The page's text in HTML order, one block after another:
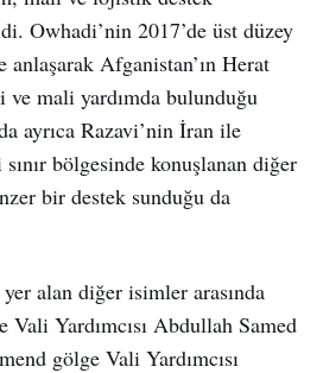
Owhadi’nin 2017’de üst düzey
Afganistan’ın Herat
ve mali yardımda bulunduğu
ayrıca Razavi’nin İran ile
bölgesinde konuşlanan diğer
bir destek sunduğu da
alan diğer isimler arasında
Vali Yardımcısı Abdullah Samed
gölge Vali Yardımcısı